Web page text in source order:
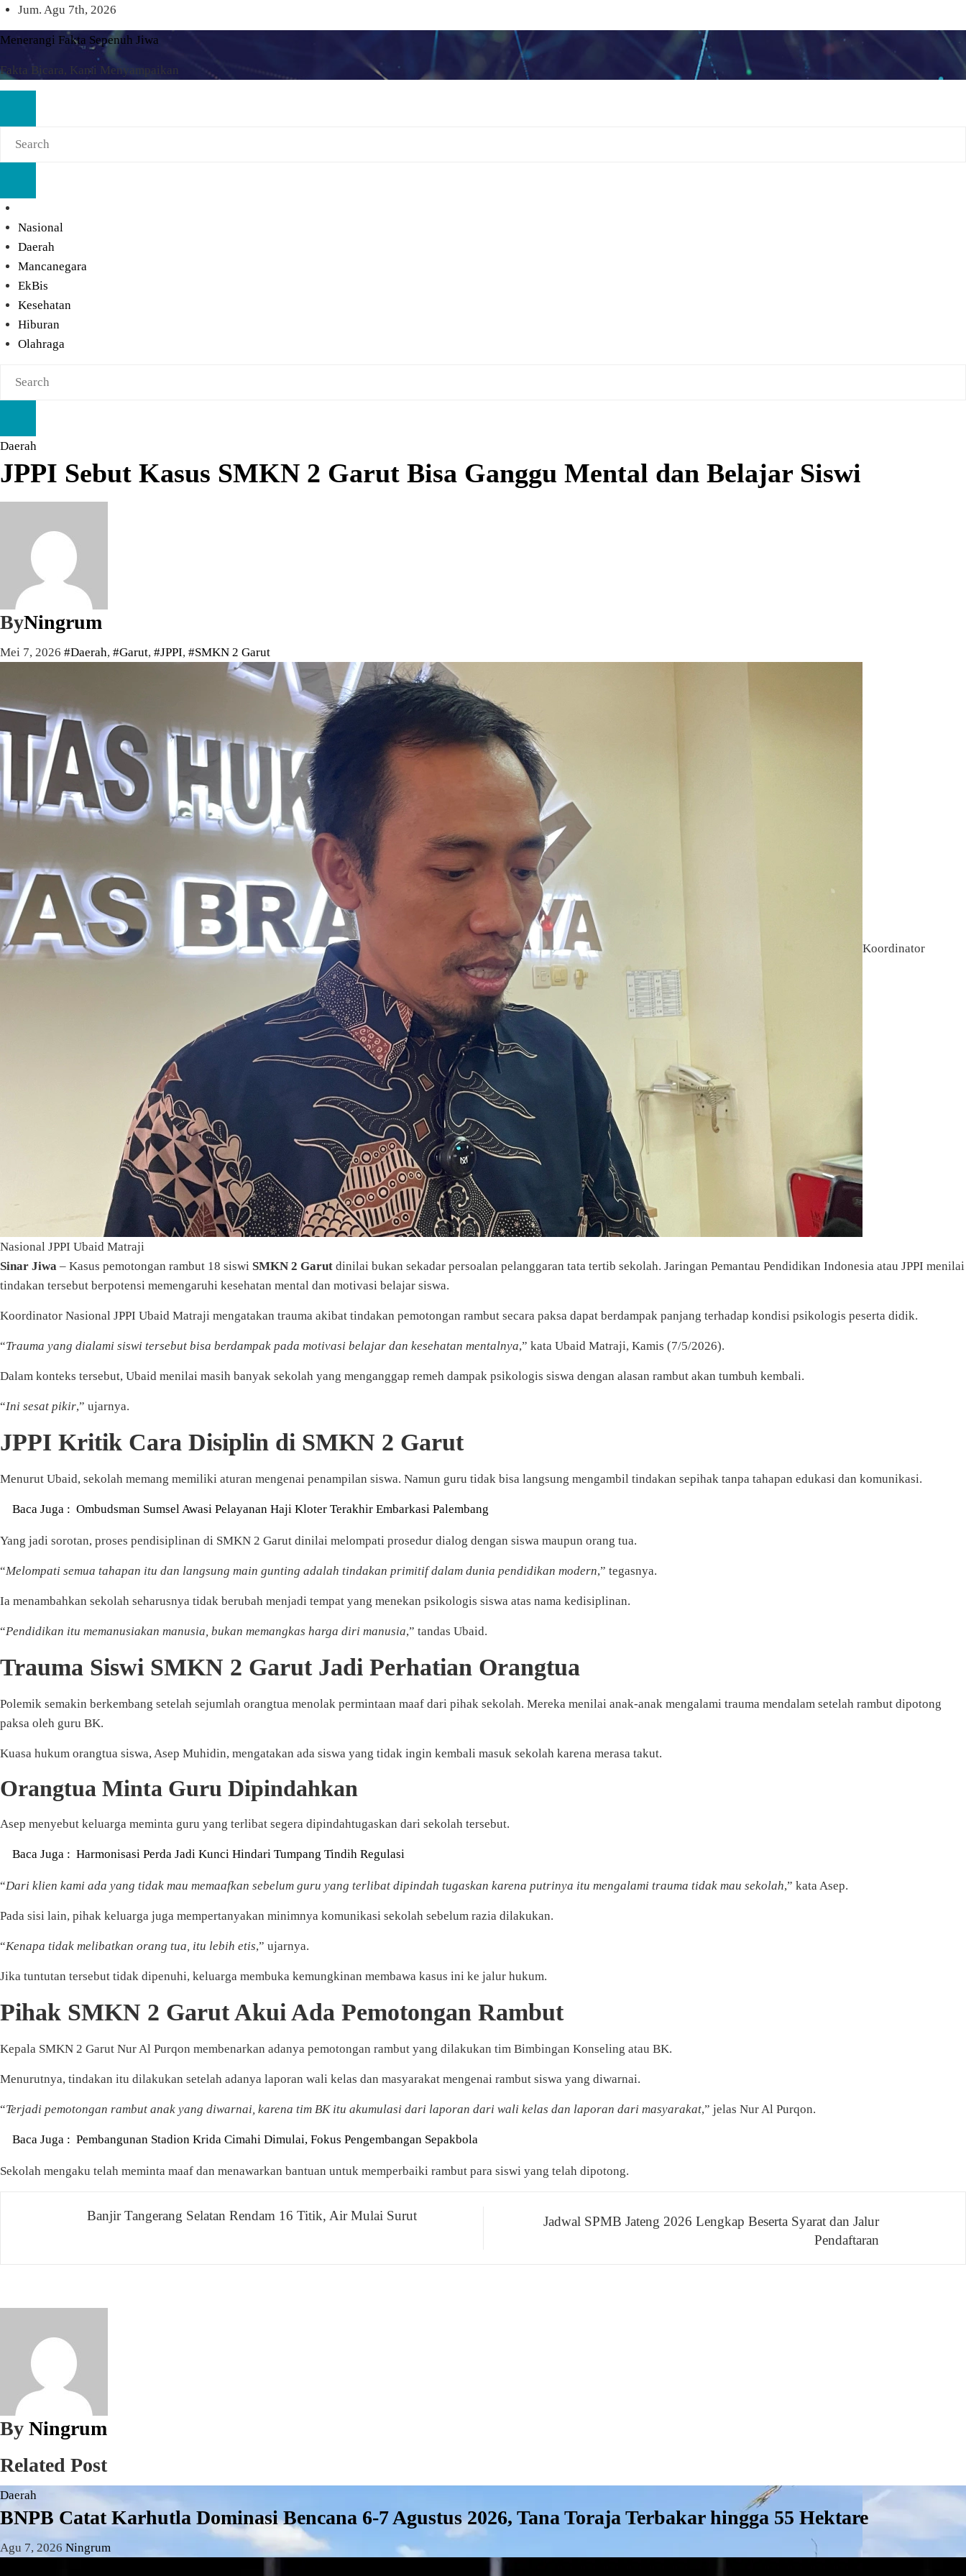
Skip
to
content
Jum. Agu 7th, 2026
Menerangi Fakta Sepenuh Jiwa
Fakta Bicara, Kami Menyampaikan
Nasional
Daerah
Mancanegara
EkBis
Kesehatan
Hiburan
Olahraga
Daerah
JPPI Sebut Kasus SMKN 2 Garut Bisa Ganggu Mental dan Belajar Siswi
ByNingrum
Mei 7, 2026 #Daerah, #Garut, #JPPI, #SMKN 2 Garut
Koordinator
Nasional JPPI Ubaid Matraji
Sinar Jiwa – Kasus pemotongan rambut 18 siswi SMKN 2 Garut dinilai bukan sekadar persoalan pelanggaran tata tertib sekolah. Jaringan Pemantau Pendidikan Indonesia atau JPPI menilai
tindakan tersebut berpotensi memengaruhi kesehatan mental dan motivasi belajar siswa.
Koordinator Nasional JPPI Ubaid Matraji mengatakan trauma akibat tindakan pemotongan rambut secara paksa dapat berdampak panjang terhadap kondisi psikologis peserta didik.
“Trauma yang dialami siswi tersebut bisa berdampak pada motivasi belajar dan kesehatan mentalnya,” kata Ubaid Matraji, Kamis (7/5/2026).
Dalam konteks tersebut, Ubaid menilai masih banyak sekolah yang menganggap remeh dampak psikologis siswa dengan alasan rambut akan tumbuh kembali.
“Ini sesat pikir,” ujarnya.
JPPI Kritik Cara Disiplin di SMKN 2 Garut
Menurut Ubaid, sekolah memang memiliki aturan mengenai penampilan siswa. Namun guru tidak bisa langsung mengambil tindakan sepihak tanpa tahapan edukasi dan komunikasi.
Baca Juga : Ombudsman Sumsel Awasi Pelayanan Haji Kloter Terakhir Embarkasi Palembang
Yang jadi sorotan, proses pendisiplinan di SMKN 2 Garut dinilai melompati prosedur dialog dengan siswa maupun orang tua.
“Melompati semua tahapan itu dan langsung main gunting adalah tindakan primitif dalam dunia pendidikan modern,” tegasnya.
Ia menambahkan sekolah seharusnya tidak berubah menjadi tempat yang menekan psikologis siswa atas nama kedisiplinan.
“Pendidikan itu memanusiakan manusia, bukan memangkas harga diri manusia,” tandas Ubaid.
Trauma Siswi SMKN 2 Garut Jadi Perhatian Orangtua
Polemik semakin berkembang setelah sejumlah orangtua menolak permintaan maaf dari pihak sekolah. Mereka menilai anak-anak mengalami trauma mendalam setelah rambut dipotong
paksa oleh guru BK.
Kuasa hukum orangtua siswa, Asep Muhidin, mengatakan ada siswa yang tidak ingin kembali masuk sekolah karena merasa takut.
Orangtua Minta Guru Dipindahkan
Asep menyebut keluarga meminta guru yang terlibat segera dipindahtugaskan dari sekolah tersebut.
Baca Juga : Harmonisasi Perda Jadi Kunci Hindari Tumpang Tindih Regulasi
“Dari klien kami ada yang tidak mau memaafkan sebelum guru yang terlibat dipindah tugaskan karena putrinya itu mengalami trauma tidak mau sekolah,” kata Asep.
Pada sisi lain, pihak keluarga juga mempertanyakan minimnya komunikasi sekolah sebelum razia dilakukan.
“Kenapa tidak melibatkan orang tua, itu lebih etis,” ujarnya.
Jika tuntutan tersebut tidak dipenuhi, keluarga membuka kemungkinan membawa kasus ini ke jalur hukum.
Pihak SMKN 2 Garut Akui Ada Pemotongan Rambut
Kepala SMKN 2 Garut Nur Al Purqon membenarkan adanya pemotongan rambut yang dilakukan tim Bimbingan Konseling atau BK.
Menurutnya, tindakan itu dilakukan setelah adanya laporan wali kelas dan masyarakat mengenai rambut siswa yang diwarnai.
“Terjadi pemotongan rambut anak yang diwarnai, karena tim BK itu akumulasi dari laporan dari wali kelas dan laporan dari masyarakat,” jelas Nur Al Purqon.
Baca Juga : Pembangunan Stadion Krida Cimahi Dimulai, Fokus Pengembangan Sepakbola
Sekolah mengaku telah meminta maaf dan menawarkan bantuan untuk memperbaiki rambut para siswi yang telah dipotong.
NavigasiBanjir Tangerang Selatan Rendam 16 Titik, Air Mulai Surut
Jadwal SPMB Jateng 2026 Lengkap Beserta Syarat dan Jalur
Pendaftaran
By Ningrum
Related Post
Daerah
BNPB Catat Karhutla Dominasi Bencana 6-7 Agustus 2026, Tana Toraja Terbakar hingga 55 Hektare
Agu 7, 2026 Ningrum